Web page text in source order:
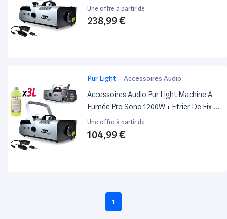
1500W + Etrier De Fix + 2
Télécommandes Newark1500 +20L
Une offre à partir de :
238,99 €
Pur Light - Accessoires Audio
Accessoires Audio Pur Light Machine À
Fumée Pro Sono 1200W + Etrier De Fix +
2 Télécommandes Newark1200 + 3L
Liquide
Une offre à partir de :
104,99 €
1